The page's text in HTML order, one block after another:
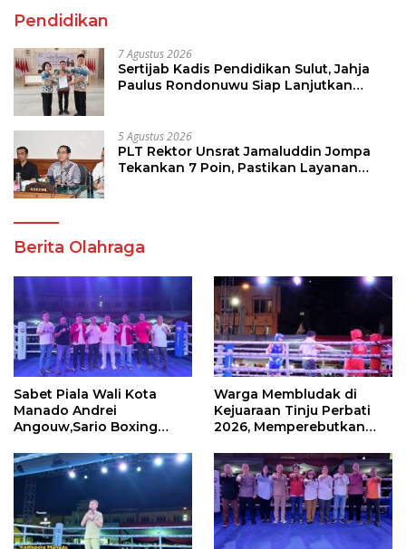
Pendidikan
7 Agustus 2026
Sertijab Kadis Pendidikan Sulut, Jahja
Paulus Rondonuwu Siap Lanjutkan
5 Agustus 2026
PLT Rektor Unsrat Jamaluddin Jompa
Tekankan 7 Poin, Pastikan Layanan
Berita Olahraga
Sabet Piala Wali Kota
Manado Andrei
Angouw,Sario Boxing
Perbati 2026
Warga Membludak di
Kejuaraan Tinju Perbati
2026, Memperebutkan